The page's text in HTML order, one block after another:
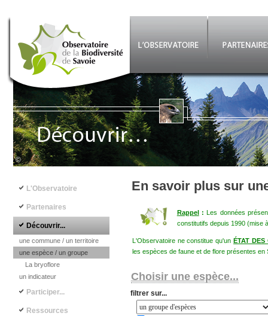
Aller au contenu principal
©
En savoir plus sur
Rappel:Les données
constitutifs depuis 1990 (mise
L'Observatoire ne constitue qu'unÉTAT DES
les espèces de faune et de flore présentes en
Choisir une espèce...
filtrer sur...
Navigation principale
L'Observatoire
Partenaires
Découvrir...
une commune / un territoire
une espèce / un groupe
La bryoflore
un indicateur
Participer...
Ressources